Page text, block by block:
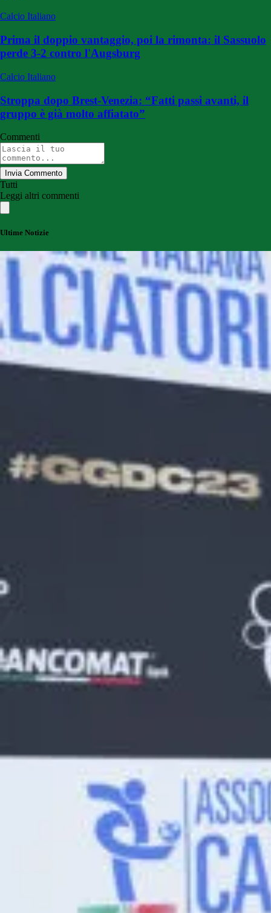
Calcio Italiano
Prima il doppio vantaggio, poi la rimonta: il Sassuolo
perde 3-2 contro l'Augsburg
Calcio Italiano
Stroppa dopo Brest-Venezia: “Fatti passi avanti, il
gruppo è già molto affiatato”
Commenti
Invia Commento
Tutti
Leggi altri commenti
Ultime Notizie